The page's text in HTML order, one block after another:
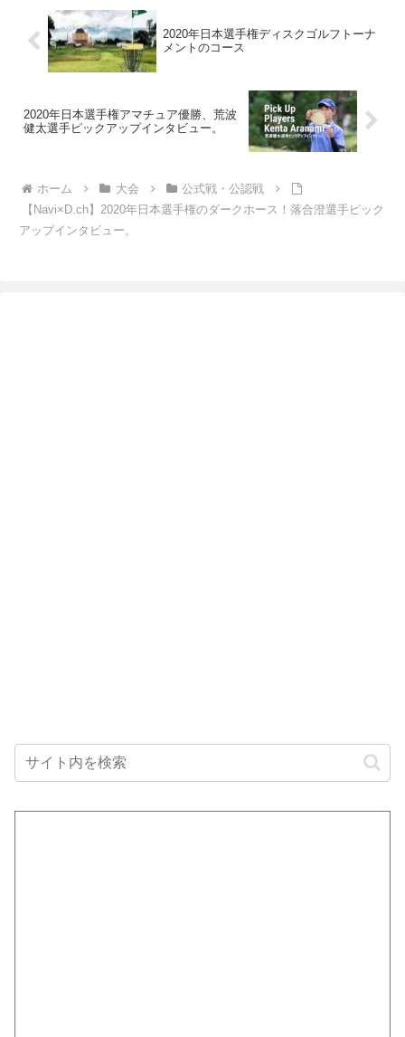
2020年日本選手権ディスクゴルフトーナ
メントのコース
2020年日本選手権アマチュア優勝、荒波
健太選手ピックアップインタビュー。
ホーム 大会
公式戦・公認戦
【Navi×D.ch】2020年日本選手権のダークホース！落合澄選手ピック
アップインタビュー。